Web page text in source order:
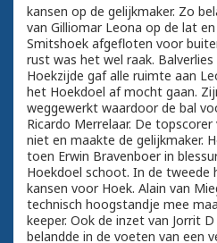
kansen op de gelijkmaker. Zo
van Gilliomar Leona op de lat
Smitshoek afgefloten voor
rust was het wel raak.
Hoekzijde gaf alle ruimte aan
het Hoekdoel af mocht gaan.
weggewerkt waardoor de bal
Ricardo Merrelaar. De
niet en maakte de gelijkmaker.
toen Erwin Bravenboer in
Hoekdoel schoot. In de tweede
kansen voor Hoek. Alain van
technisch hoogstandje mee
keeper. Ook de inzet van Jorrit
belandde in de voeten van een